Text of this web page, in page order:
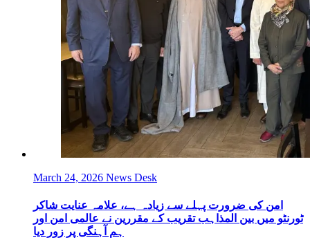
March 24, 2026 News Desk
امن کی ضرورت پہلے سے زیادہ ہے، علامہ عنایت شاکر
ٹورنٹو میں بین المذاہب تقریب کے مقررین نے عالمی امن اور
ہم آہنگی پر زور دیا